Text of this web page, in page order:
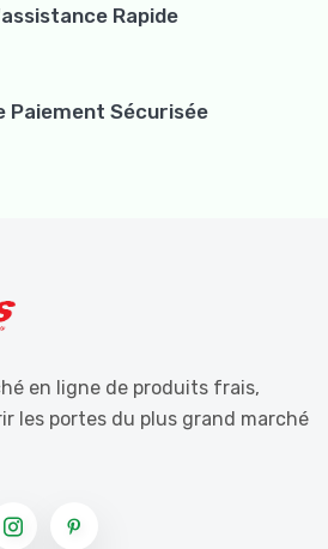
Rapide
Paiement Sécurisée
en ligne de produits frais,
les portes du plus grand marché